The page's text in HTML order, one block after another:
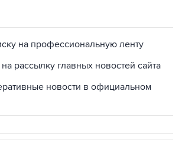
рассылку главных новостей сайта
новости в официальном